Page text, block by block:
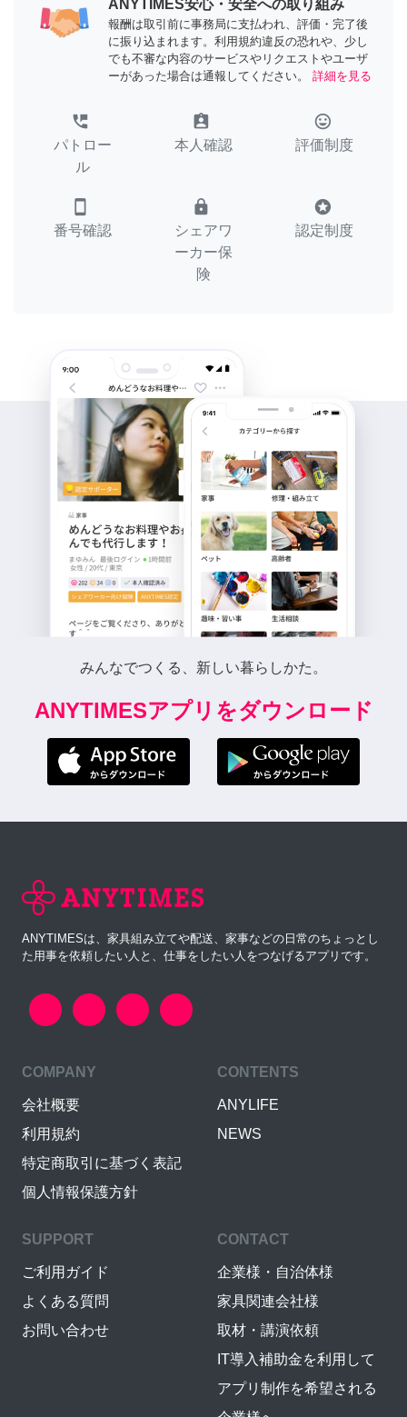
ANYTIMES安心・安全への取り組み
報酬は取引前に事務局に支払われ、評価・完了後
に振り込まれます。利用規約違反の恐れや、少し
でも不審な内容のサービスやリクエストやユーザ
ーがあった場合は通報してください。
詳細を見る
perm_phone_msg
パトロー
ル
assignment_ind
本人確認
tag_faces
評価制度
smartphone
番号確認
lock
シェアワ
ーカー保
険
stars
認定制度
みんなでつくる、新しい暮らしかた。
ANYTIMESアプリをダウンロード
ANYTIMESは、家具組み立てや配送、家事などの日常のちょっとし
た用事を依頼したい人と、仕事をしたい人をつなげるアプリです。
COMPANY
会社概要
利用規約
特定商取引に基づく表記
個人情報保護方針
CONTENTS
ANYLIFE
NEWS
SUPPORT
ご利用ガイド
よくある質問
お問い合わせ
CONTACT
企業様・自治体様
家具関連会社様
取材・講演依頼
IT導入補助金を利用して
アプリ制作を希望される